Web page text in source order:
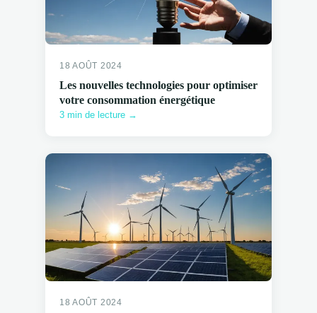
18 AOÛT 2024
Les nouvelles technologies pour optimiser
votre consommation énergétique
3 min de lecture →
18 AOÛT 2024